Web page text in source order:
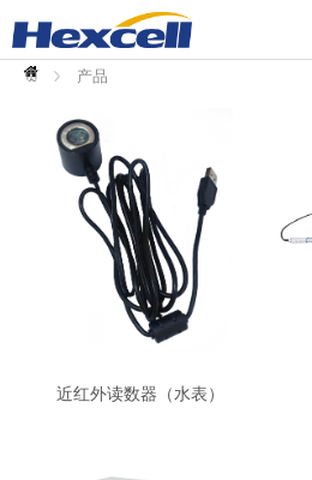
首
页 产品
近红外读数器（水表）